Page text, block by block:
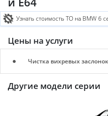
Узнать стоимость ТО на BMW 6
Цены на услуги
Чистка вихревых заслонок
Другие модели серии